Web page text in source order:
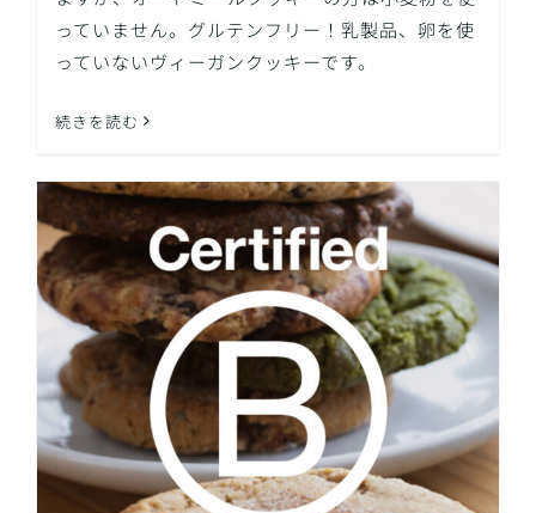
っていません。グルテンフリー！乳製品、卵を使
っていないヴィーガンクッキーです。
続きを読む